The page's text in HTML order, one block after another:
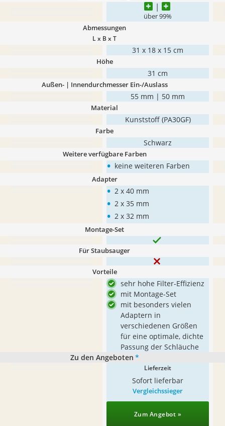
über 99%
Abmessungen
L x B x T
31 x 18 x 15 cm
Höhe
31 cm
Außen- | Innendurchmesser Ein-/Auslass
55 mm | 50 mm
Material
Kunststoff (PA30GF)
Farbe
Schwarz
Weitere verfügbare Farben
• keine weiteren Farben
Adapter
• 2 x 40 mm
• 2 x 35 mm
• 2 x 32 mm
Montage-Set
Für Staubsauger
Vorteile
sehr hohe Filter-Effizienz
mit Montage-Set
mit besonders vielen
Adaptern in
verschiedenen Größen
für eine optimale, dichte
Passung der Schläuche
Zu den Angeboten *
Lieferzeit
Sofort lieferbar
Vergleichssieger
Zum Angebot »